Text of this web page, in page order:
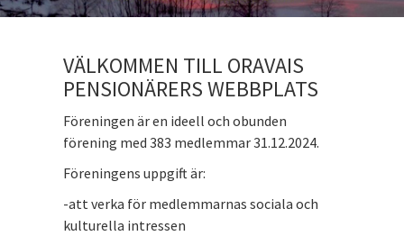
VÄLKOMMEN TILL ORAVAIS
PENSIONÄRERS WEBBPLATS
Föreningen är en ideell och obunden
förening med 383 medlemmar 31.12.2024.
Föreningens uppgift är:
-att verka för medlemmarnas sociala och
kulturella intressen